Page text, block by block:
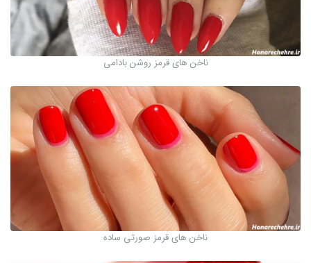
ناخن های قرمز روشن بادامی
ناخن های قرمز صورتی ساده